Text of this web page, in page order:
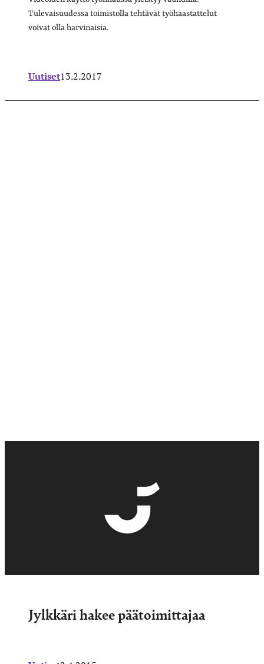
Tulevaisuudessa toimistolla tehtävät työhaastattelut
voivat olla harvinaisia.
Uutiset13.2.2017
Jylkkäri hakee päätoimittajaa